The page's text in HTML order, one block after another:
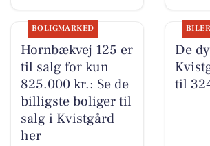
BOLIGMARKED
Hornbækvej 125 er
til salg for kun
825.000 kr.: Se de
billigste boliger til
salg i Kvistgård
her
BILER
De
til